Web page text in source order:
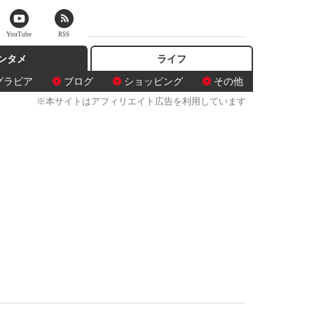
タメ
ラビア
ブログ ショッピング その他
ライフ
※本サイトはアフィリエイト広告を利用しています
YouTube RSS